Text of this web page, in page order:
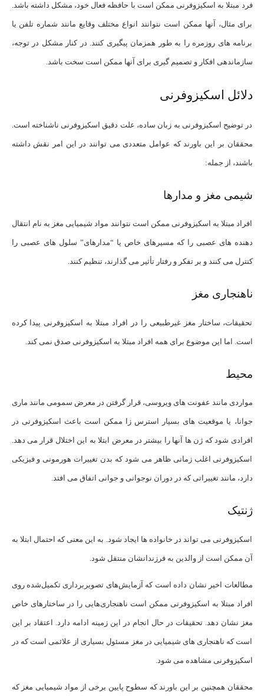
فرد مبتلا به اسکیزوفرنی ممکن است با حافظه فعال خود، مشکل داشته باشد.
برای مثال، آنها ممکن است نتوانند انواع مختلف وقایع مانند شماره تلفن یا
برنامه های روزمره را به طور همزمان پیگیری کنند. در کنار مشکل در توجه،
سازماندهی افکار و تصمیم گیری برای آنها ممکن است سخت باشد.
دلائل اسکیزوفرنی
در توضیح اسکیزوفرنی به زبان ساده، علت دقیق اسکیزوفرنی ناشناخته است.
محققان بر این باورند که عوامل متعددی می توانند در این امر نقش داشته
باشند، از جمله:
شیمی مغز و مدارها
افراد مبتلا به اسکیزوفرنی ممکن است نتوانند مواد شیمیایی مغز به نام انتقال
دهنده های عصبی را که مسیرهای خاص یا “مدارهای” سلول های عصبی را
کنترل می کنند و بر تفکر و رفتار تأثیر می گذارند، تنظیم کنند.
ناهنجاری مغز
تحقیقات، ساختار مغز غیرطبیعی را در افراد مبتلا به اسکیزوفرنی پیدا کرده
است. اما این موضوع برای همه افراد مبتلا به اسکیزوفرنی صدق نمی کند.
محیط
مواردی مانند عفونت های ویروسی، قرار گرفتن در معرض سمومی مانند ماری
جوانا، یا موقعیت های بسیار استرس زا ممکن است باعث اسکیزوفرنی در
افرادی شود که ژن ها آنها را بیشتر در معرض ابتلا به این اختلال قرار می دهد.
اسکیزوفرنی اغلب زمانی ظاهر می شود که بدن تغییرات هورمونی و فیزیکی
دارد، مانند تغییراتی که در دوران نوجوانی و جوانی اتفاق می افتد.
ژنتیک
اسکیزوفرنی می تواند در خانواده ها ایجاد شود. به این معنی که احتمال ابتلا به
آن ممکن است از والدین به فرزندانشان منتقل شود.
مطالعات اخیر نشان داده است که آزمایش‌های تصویربرداری تکمیل‌شده روی
افراد مبتلا به اسکیزوفرنی ممکن است ناهنجاری‌هایی را در ساختارهای خاص
مغز نشان دهد. تحقیقات در حال انجام در این زمینه ادامه دارد. اعتقاد بر این
است که ناهنجاری های شیمیایی در مغز مسئول بسیاری از علائمی است که در
اسکیزوفرنی مشاهده می شود.
محققان همچنین بر این باورند که سطوح پایین برخی از مواد شیمیایی مغز که